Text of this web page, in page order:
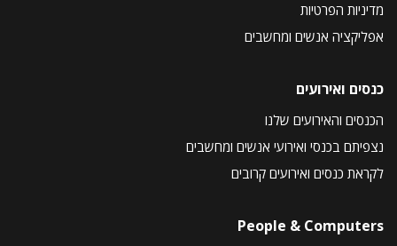
מדיניות הפרטיות
אפליקציה אנשים ומחשבים
כנסים ואירועים
הכנסים והאירועים שלנו
נצפיתם בכנסי ואירועי אנשים ומחשבים
לקראת כנסים ואירועים קרובים
People & Computers